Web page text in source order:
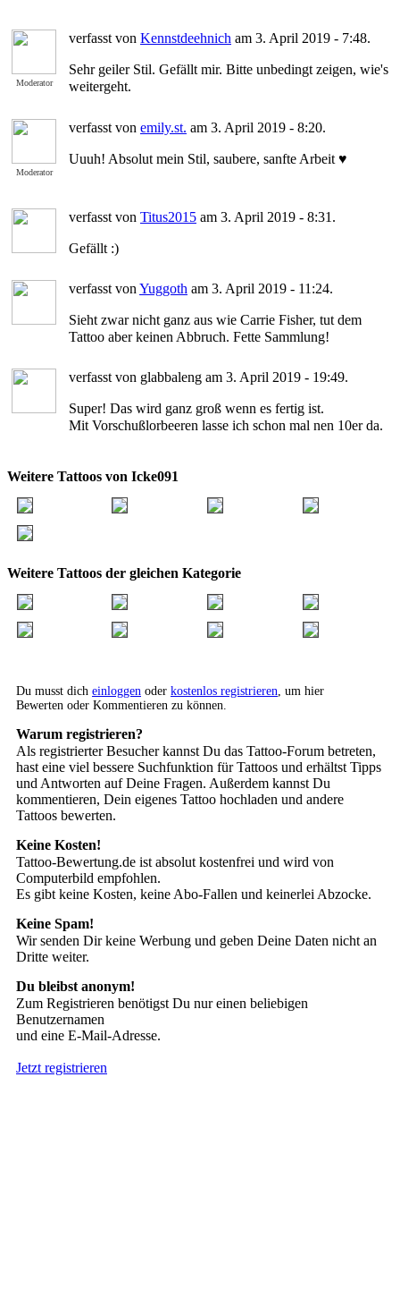
Moderator
verfasst von Kennstdeehnich am 3. April 2019 - 7:48.
Sehr geiler Stil. Gefällt mir. Bitte unbedingt zeigen, wie's
weitergeht.
Moderator
verfasst von emily.st. am 3. April 2019 - 8:20.
Uuuh! Absolut mein Stil, saubere, sanfte Arbeit ♥
verfasst von Titus2015 am 3. April 2019 - 8:31.
Gefällt :)
verfasst von Yuggoth am 3. April 2019 - 11:24.
Sieht zwar nicht ganz aus wie Carrie Fisher, tut dem
Tattoo aber keinen Abbruch. Fette Sammlung!
verfasst von glabbaleng am 3. April 2019 - 19:49.
Super! Das wird ganz groß wenn es fertig ist.
Mit Vorschußlorbeeren lasse ich schon mal nen 10er da.
Weitere Tattoos von Icke091
Weitere Tattoos der gleichen Kategorie
Du musst dich einloggen oder kostenlos registrieren , um hier
Bewerten oder Kommentieren zu können.
Warum registrieren?
Als registrierter Besucher kannst Du das Tattoo-Forum betreten,
hast eine viel bessere Suchfunktion für Tattoos und erhältst Tipps
und Antworten auf Deine Fragen. Außerdem kannst Du
kommentieren, Dein eigenes Tattoo hochladen und andere
Tattoos bewerten.
Keine Kosten!
Tattoo-Bewertung.de ist absolut kostenfrei und wird von
Computerbild empfohlen.
Es gibt keine Kosten, keine Abo-Fallen und keinerlei Abzocke.
Keine Spam!
Wir senden Dir keine Werbung und geben Deine Daten nicht an
Dritte weiter.
Du bleibst anonym!
Zum Registrieren benötigst Du nur einen beliebigen
Benutzernamen
und eine E-Mail-Adresse.
Jetzt registrieren